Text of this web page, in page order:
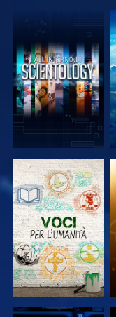
ESPLORA LE
SERIE